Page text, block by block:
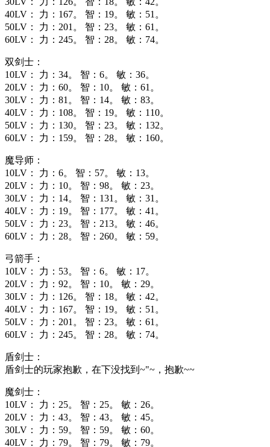
40LV： 力：167。 智：19。 敏：51。
50LV： 力：201。 智：23。 敏：61。
60LV： 力：245。 智：28。 敏：74。
双剑士：
10LV： 力：34。 智：6。 敏：36。
20LV： 力：60。 智：10。 敏：61。
30LV： 力：81。 智：14。 敏：83。
40LV： 力：108。 智：19。 敏：110。
50LV： 力：130。 智：23。 敏：132。
60LV： 力：159。 智：28。 敏：160。
魔导师：
10LV： 力：6。 智：57。 敏：13。
20LV： 力：10。 智：98。 敏：23。
30LV： 力：14。 智：131。 敏：31。
40LV： 力：19。 智：177。 敏：41。
50LV： 力：23。 智：213。 敏：46。
60LV： 力：28。 智：260。 敏：59。
弓箭手：
10LV： 力：53。 智：6。 敏：17。
20LV： 力：92。 智：10。 敏：29。
30LV： 力：126。 智：18。 敏：42。
40LV： 力：167。 智：19。 敏：51。
50LV： 力：201。 智：23。 敏：61。
60LV： 力：245。 智：28。 敏：74。
盾剑士：
盾剑士的玩家抱歉，在下没找到~"~，抱歉~~
魔剑士：
10LV： 力：25。 智：25。 敏：26。
20LV： 力：43。 智：43。 敏：45。
30LV： 力：59。 智：59。 敏：60。
40LV： 力：79。 智：79。 敏：79。